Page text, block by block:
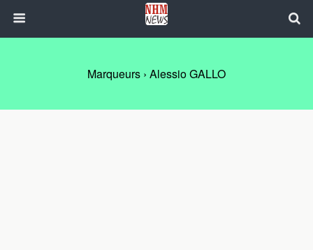
Marqueurs › Alessio GALLO